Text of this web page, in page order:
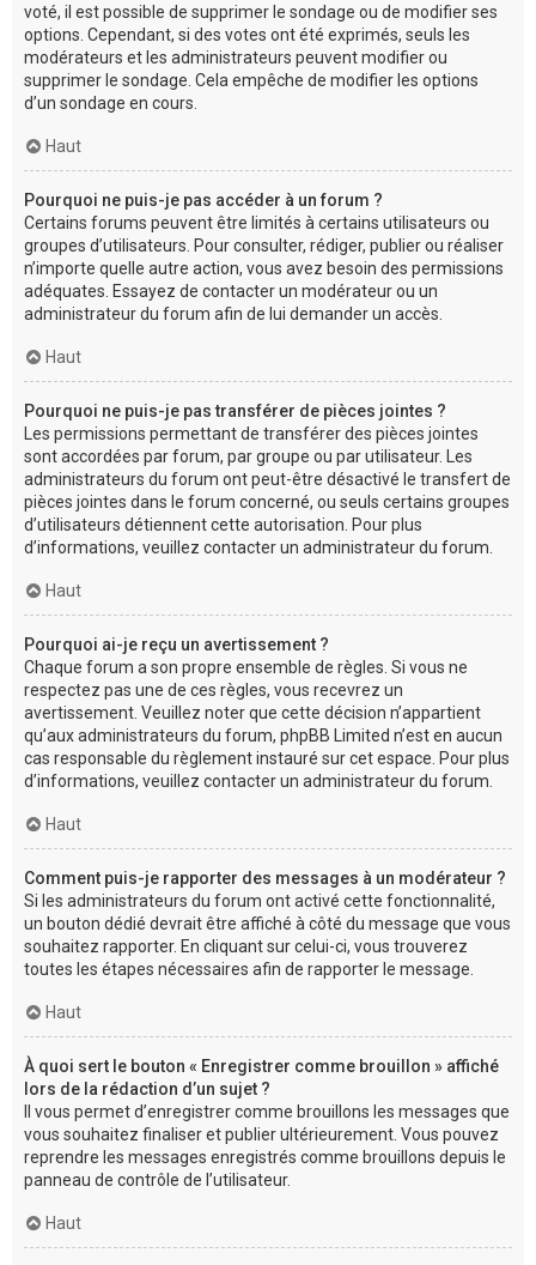
voté, il est possible de supprimer le sondage ou de modifier ses
options. Cependant, si des votes ont été exprimés, seuls les
modérateurs et les administrateurs peuvent modifier ou
supprimer le sondage. Cela empêche de modifier les options
d’un sondage en cours.
Haut
Pourquoi ne puis-je pas accéder à un forum ?
Certains forums peuvent être limités à certains utilisateurs ou
groupes d’utilisateurs. Pour consulter, rédiger, publier ou réaliser
n’importe quelle autre action, vous avez besoin des permissions
adéquates. Essayez de contacter un modérateur ou un
administrateur du forum afin de lui demander un accès.
Haut
Pourquoi ne puis-je pas transférer de pièces jointes ?
Les permissions permettant de transférer des pièces jointes
sont accordées par forum, par groupe ou par utilisateur. Les
administrateurs du forum ont peut-être désactivé le transfert de
pièces jointes dans le forum concerné, ou seuls certains groupes
d’utilisateurs détiennent cette autorisation. Pour plus
d’informations, veuillez contacter un administrateur du forum.
Haut
Pourquoi ai-je reçu un avertissement ?
Chaque forum a son propre ensemble de règles. Si vous ne
respectez pas une de ces règles, vous recevrez un
avertissement. Veuillez noter que cette décision n’appartient
qu’aux administrateurs du forum, phpBB Limited n’est en aucun
cas responsable du règlement instauré sur cet espace. Pour plus
d’informations, veuillez contacter un administrateur du forum.
Haut
Comment puis-je rapporter des messages à un modérateur ?
Si les administrateurs du forum ont activé cette fonctionnalité,
un bouton dédié devrait être affiché à côté du message que vous
souhaitez rapporter. En cliquant sur celui-ci, vous trouverez
toutes les étapes nécessaires afin de rapporter le message.
Haut
À quoi sert le bouton « Enregistrer comme brouillon » affiché
lors de la rédaction d’un sujet ?
Il vous permet d’enregistrer comme brouillons les messages que
vous souhaitez finaliser et publier ultérieurement. Vous pouvez
reprendre les messages enregistrés comme brouillons depuis le
panneau de contrôle de l’utilisateur.
Haut